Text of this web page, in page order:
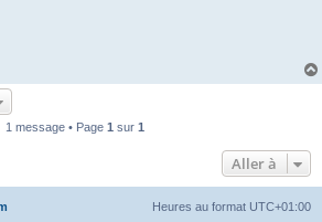
1 message • Page 1 sur 1
Aller à
Heures au format UTC+01:00